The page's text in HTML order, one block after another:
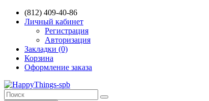
(812) 409-40-86
Личный кабинет
Регистрация
Авторизация
Закладки (0)
Корзина
Оформление заказа